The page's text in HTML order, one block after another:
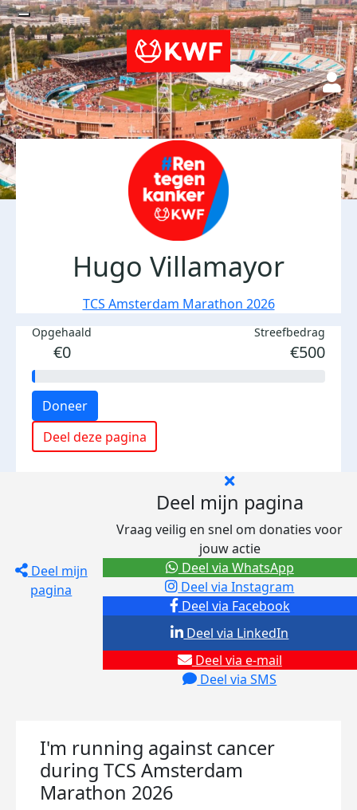
Hugo Villamayor
TCS Amsterdam Marathon 2026
Opgehaald
€0
Streefbedrag
€500
Doneer
Deel deze pagina
Deel mijn
pagina
Deel mijn pagina
Vraag veilig en snel om donaties voor
jouw actie
Deel via Facebook
Deel via Instagram
Deel via e-mail
Deel via SMS
Deel via LinkedIn
Deel via WhatsApp
I'm running against cancer
during TCS Amsterdam
Marathon 2026